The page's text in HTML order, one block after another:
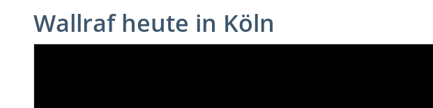
Tab
um
sind
hier:
Wallraf heute in Köln